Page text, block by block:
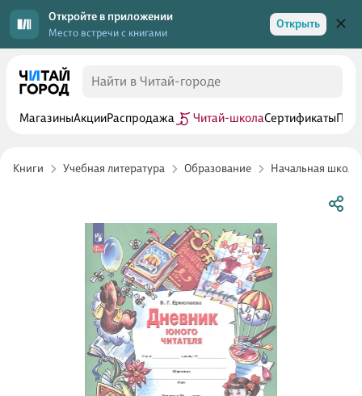
Откройте в приложении
Место встречи с книгами
Открыть
МагазиныАкцииРаспродажа Читай-школаСертификаты
Книги Учебная литература Образование Начальная школа